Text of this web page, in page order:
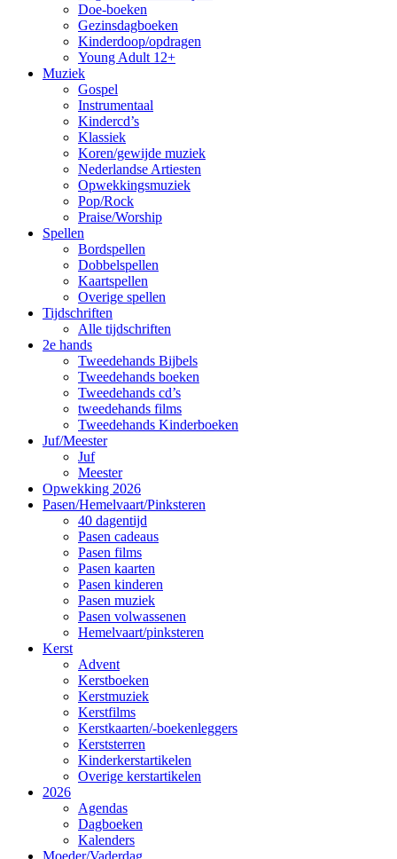
Doe-boeken
Gezinsdagboeken
Kinderdoop/opdragen
Young Adult 12+
Muziek
Gospel
Instrumentaal
Kindercd’s
Klassiek
Koren/gewijde muziek
Nederlandse Artiesten
Opwekkingsmuziek
Pop/Rock
Praise/Worship
Spellen
Bordspellen
Dobbelspellen
Kaartspellen
Overige spellen
Tijdschriften
Alle tijdschriften
2e hands
Tweedehands Bijbels
Tweedehands boeken
Tweedehands cd’s
tweedehands films
Tweedehands Kinderboeken
Juf/Meester
Juf
Meester
Opwekking 2026
Pasen/Hemelvaart/Pinksteren
40 dagentijd
Pasen cadeaus
Pasen films
Pasen kaarten
Pasen kinderen
Pasen muziek
Pasen volwassenen
Hemelvaart/pinksteren
Kerst
Advent
Kerstboeken
Kerstmuziek
Kerstfilms
Kerstkaarten/-boekenleggers
Kerststerren
Kinderkerstartikelen
Overige kerstartikelen
2026
Agendas
Dagboeken
Kalenders
Moeder/Vaderdag